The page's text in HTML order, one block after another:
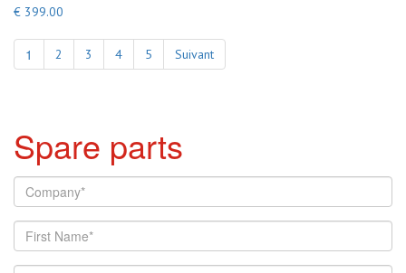
€ 399.00
1 2 3 4 5 Suivant
Spare parts